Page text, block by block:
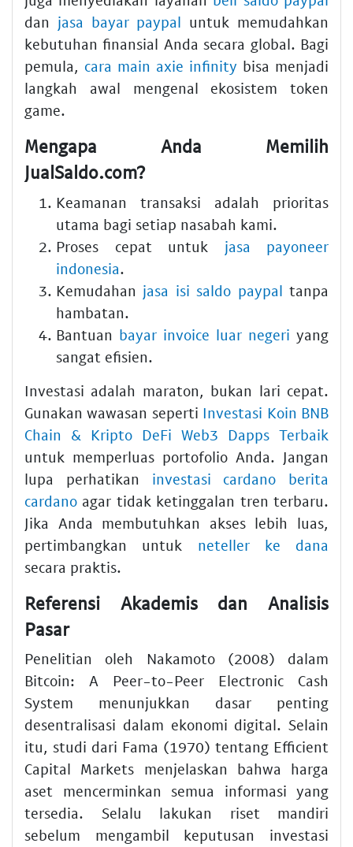
dan jasa bayar paypal untuk memudahkan
kebutuhan finansial Anda secara global. Bagi
pemula, cara main axie infinity bisa menjadi
langkah awal mengenal ekosistem token
game.
Mengapa Anda Memilih
JualSaldo.com?
Keamanan transaksi adalah prioritas
utama bagi setiap nasabah kami.
Proses cepat untuk jasa payoneer
indonesia.
Kemudahan jasa isi saldo paypal tanpa
hambatan.
Bantuan bayar invoice luar negeri yang
sangat efisien.
Investasi adalah maraton, bukan lari cepat.
Gunakan wawasan seperti Investasi Koin BNB
Chain & Kripto DeFi Web3 Dapps Terbaik
untuk memperluas portofolio Anda. Jangan
lupa perhatikan investasi cardano berita
cardano agar tidak ketinggalan tren terbaru.
Jika Anda membutuhkan akses lebih luas,
pertimbangkan untuk neteller ke dana
secara praktis.
Referensi Akademis dan Analisis
Pasar
Penelitian oleh Nakamoto (2008) dalam
Bitcoin: A Peer-to-Peer Electronic Cash
System menunjukkan dasar penting
desentralisasi dalam ekonomi digital. Selain
itu, studi dari Fama (1970) tentang Efficient
Capital Markets menjelaskan bahwa harga
aset mencerminkan semua informasi yang
tersedia. Selalu lakukan riset mandiri
sebelum mengambil keputusan investasi